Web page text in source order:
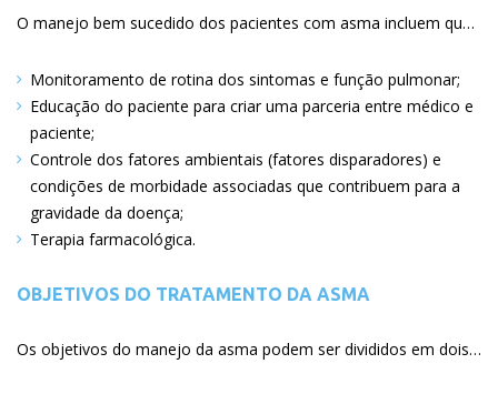
O manejo bem sucedido dos pacientes com asma incluem quatro componentes essenciais:
Monitoramento de rotina dos sintomas e função pulmonar
Educação do paciente para criar uma parceria entre médico e
paciente
Controle dos fatores ambientais (fatores disparadores) e
condições de morbidade associadas que contribuem para a
gravidade da doença
Terapia farmacológica
OBJETIVOS DO TRATAMENTO DA ASMA
Os objetivos do manejo da asma podem ser divididos em dois domínios: reduzir o debilitamento e reduzir os riscos.